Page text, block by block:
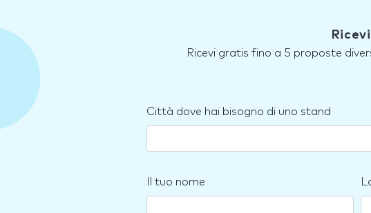
Ricevi gratis fino a 5 proposte
Città dove hai bisogno di uno stand
Il tuo nome